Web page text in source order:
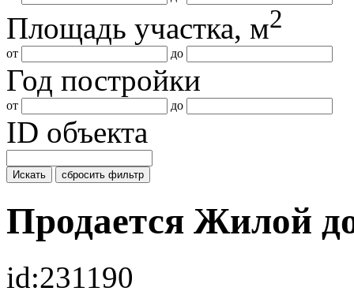
Площадь участка, м2
от до
Год постройки
от до
ID объекта
Искать сбросить фильтр
Продается Жилой
id:231190